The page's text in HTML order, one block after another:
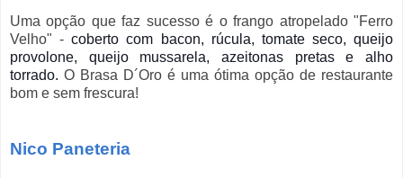
Uma opção que faz sucesso é o frango atropelado "Ferro
Velho" -coberto com bacon, rúcula, tomate seco, queijo
provolone, queijo mussarela, azeitonas pretas e alho
torrado. O Brasa D´Oro é uma ótima opção de restaurante
bom e sem frescura!
Nico Paneteria